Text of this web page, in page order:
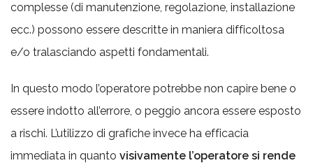
complesse (di manutenzione, regolazione, installazione
ecc.) possono essere descritte in maniera difficoltosa
e/o tralasciando aspetti fondamentali.
In questo modo l’operatore potrebbe non capire bene o
essere indotto all’errore, o peggio ancora essere esposto
a rischi. L’utilizzo di grafiche invece ha efficacia
immediata in quanto visivamente l’operatore si rende